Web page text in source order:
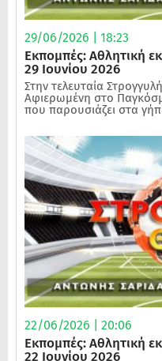
29/06/2026 | 18:23
Εκπομπές: Αθλητική
29 Ιουνίου 2026
Στην τελευταία
Αφιερωμένη στο
που παρουσιάζει στα
22/06/2026 | 20:06
Εκπομπές: Αθλητική
22 Ιουνίου 2026